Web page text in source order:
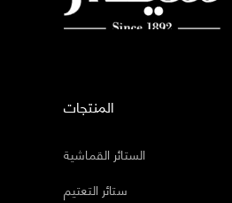
المنتجات
الستائر القماشية
ستائر التعتيم